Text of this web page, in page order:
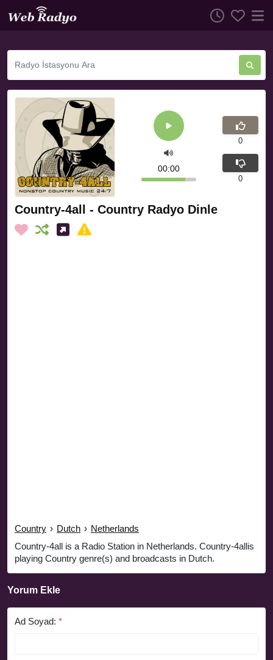
Country-4all - Country Radyo Dinle
Country › Dutch › Netherlands
Country-4all is a Radio Station in Netherlands. Country-4allis
playing Country genre(s) and broadcasts in Dutch.
00:00
0
0
Yorum Ekle
Ad Soyad: *